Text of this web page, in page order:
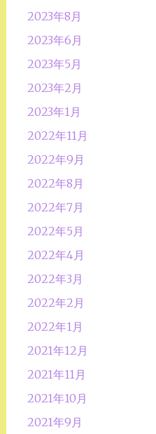
2023年8月
2023年6月
2023年5月
2023年2月
2023年1月
2022年11月
2022年9月
2022年8月
2022年7月
2022年5月
2022年4月
2022年3月
2022年2月
2022年1月
2021年12月
2021年11月
2021年10月
2021年9月